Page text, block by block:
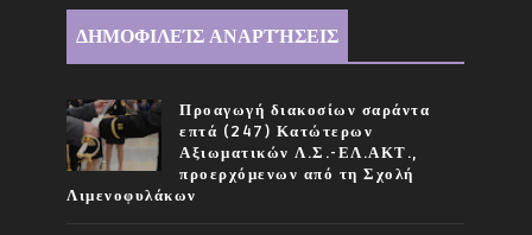
ΔΗΜΟΦΙΛΕΊΣ ΑΝΑΡΤΉΣΕΙΣ
Προαγωγή διακοσίων σαράντα
επτά (247) Κατώτερων
Αξιωματικών Λ.Σ.-ΕΛ.ΑΚΤ.,
προερχόμενων από τη Σχολή
Λιμενοφυλάκων